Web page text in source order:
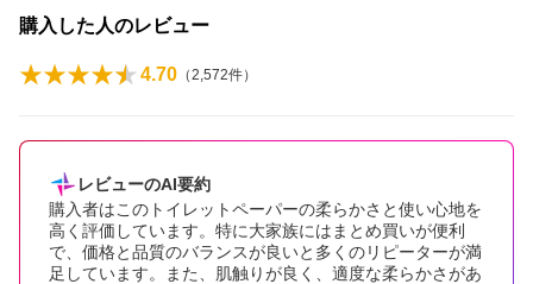
購入した人のレビュー
4.70 （2,572件）
レビューのAI要約
購入者はこのトイレットペーパーの柔らかさと使い心地を
高く評価しています。特に大家族にはまとめ買いが便利
で、価格と品質のバランスが良いと多くのリピーターが満
足しています。また、肌触りが良く、適度な柔らかさがあ